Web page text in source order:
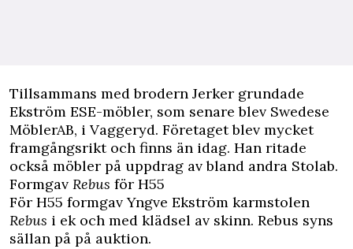
Tillsammans med brodern Jerker grundade
Ekström ESE-möbler, som senare blev Swedese
MöblerAB, i Vaggeryd. Företaget blev mycket
framgångsrikt och finns än idag. Han ritade
också möbler på uppdrag av bland andra Stolab.
Formgav Rebus för H55
För H55 formgav Yngve Ekström karmstolen
Rebus i ek och med klädsel av skinn. Rebus syns
sällan på på auktion.